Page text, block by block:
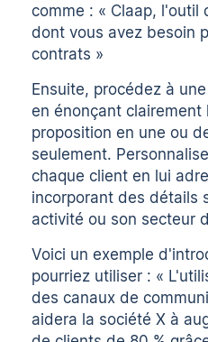
comme : « Claap,
dont vous avez besoin
contrats »
Ensuite, procédez à
en énonçant
proposition en une ou
seulement.
chaque client en lui
incorporant des détails
activité ou son secteur
Voici un exemple
pourriez utiliser : «
des canaux de
aidera la société X à